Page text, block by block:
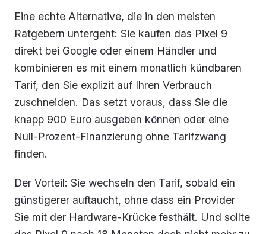
Eine echte Alternative, die in den meisten
Ratgebern untergeht: Sie kaufen das Pixel 9
direkt bei Google oder einem Händler und
kombinieren es mit einem monatlich kündbaren
Tarif, den Sie explizit auf Ihren Verbrauch
zuschneiden. Das setzt voraus, dass Sie die
knapp 900 Euro ausgeben können oder eine
Null-Prozent-Finanzierung ohne Tarifzwang
finden.
Der Vorteil: Sie wechseln den Tarif, sobald ein
günstigerer auftaucht, ohne dass ein Provider
Sie mit der Hardware-Krücke festhält. Und sollte